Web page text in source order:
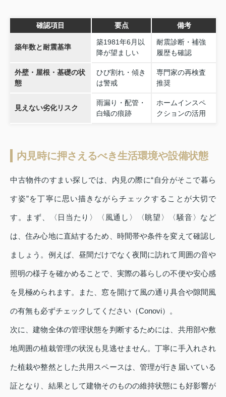
確認項目 要点 備考
築年数と耐震基準
築1981年6月以
降が望ましい
耐震診断・補強
履歴も確認
外壁・屋根・基礎の状
態
ひび割れ・傾き
は警戒
専門家の再検査
推奨
見えない劣化リスク
雨漏り・配管・
白蟻の痕跡
ホームインスペ
クションの活用
内見時に押さえるべき生活環境や設備状態
中古物件のすまい探しでは、内見の際に“自分がそこで暮ら
す姿”を丁寧に思い描きながらチェックすることが大切で
す。まず、〈日当たり〉〈風通し〉〈眺望〉〈騒音〉など
は、住み心地に直結するため、時間帯や条件を変えて確認し
ましょう。例えば、昼間だけでなく夜間に訪れて周囲の音や
照明の様子を確かめることで、実際の暮らしの不便や安心感
を見極められます。また、窓を開けて風の通り具合や隙間風
の有無も必ずチェックしてください（Conovi）。
次に、建物全体の管理状態を判断するためには、共用部や敷
地周囲の植栽管理の状況も見逃せません。丁寧に手入れされ
た植栽や整然とした共用スペースは、管理が行き届いている
証となり、結果として建物そのものの維持状態にも好影響が